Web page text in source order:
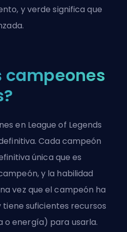
y verde significa que
campeones
en League of Legends
Cada campeón
única que es
y la habilidad
vez que el campeón ha
tiene suficientes recursos
energía) para usarla.